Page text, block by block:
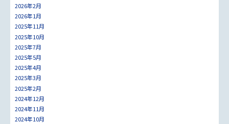
2026年2月
2026年1月
2025年11月
2025年10月
2025年7月
2025年5月
2025年4月
2025年3月
2025年2月
2024年12月
2024年11月
2024年10月